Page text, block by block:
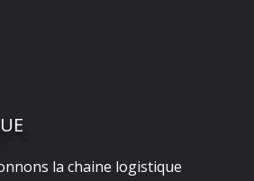
la chaine logistique